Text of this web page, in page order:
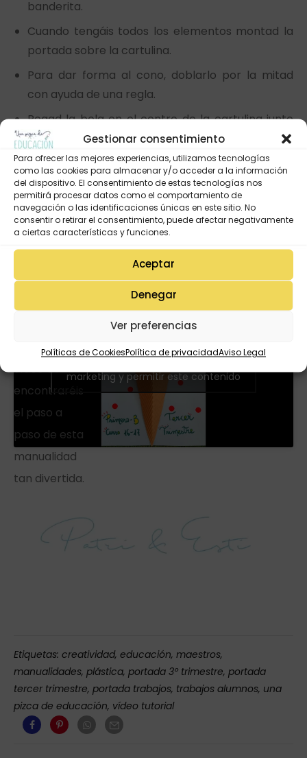
Gestionar consentimiento
Para ofrecer las mejores experiencias, utilizamos tecnologías
como las cookies para almacenar y/o acceder a la información
del dispositivo. El consentimiento de estas tecnologías nos
permitirá procesar datos como el comportamiento de
navegación o las identificaciones únicas en este sitio. No
consentir o retirar el consentimiento, puede afectar negativamente
a ciertas características y funciones.
Aceptar
Denegar
Ver preferencias
Políticas de CookiesPolítica de privacidadAviso Legal
banderita.
Cuando tengáis todos los elementos montad la
portada sobre la cartulina.
Para dar forma al cono, doblarlo por la mitad
con ayuda de una regla.
Pegad la bola en el centro de la cartulina junto
con el cono. Utilizad silicona caliente.
Pegad en la parte de arriba la guirnalda, podéis
fijar las banderitas con pegamento.
Haced un corte en la bola, usando cútex, e
insertar la cucharita.
Por último, decorad a vuestro gusto (nosotras
hemos usado gomets)
podáis ver
siguiente
vídeo donde
encontraréis
el paso a
paso de esta
manualidad
tan divertida.
Haz clic para aceptar cookies de
marketing y permitir este contenido
Etiquetas: creatividad, educación, maestros,
manualidades, plástica, portada 3º trimestre, portada
tercer trimestre, portada trabajos, trabajos alumnos, una
pizca de educación, vídeo tutorial